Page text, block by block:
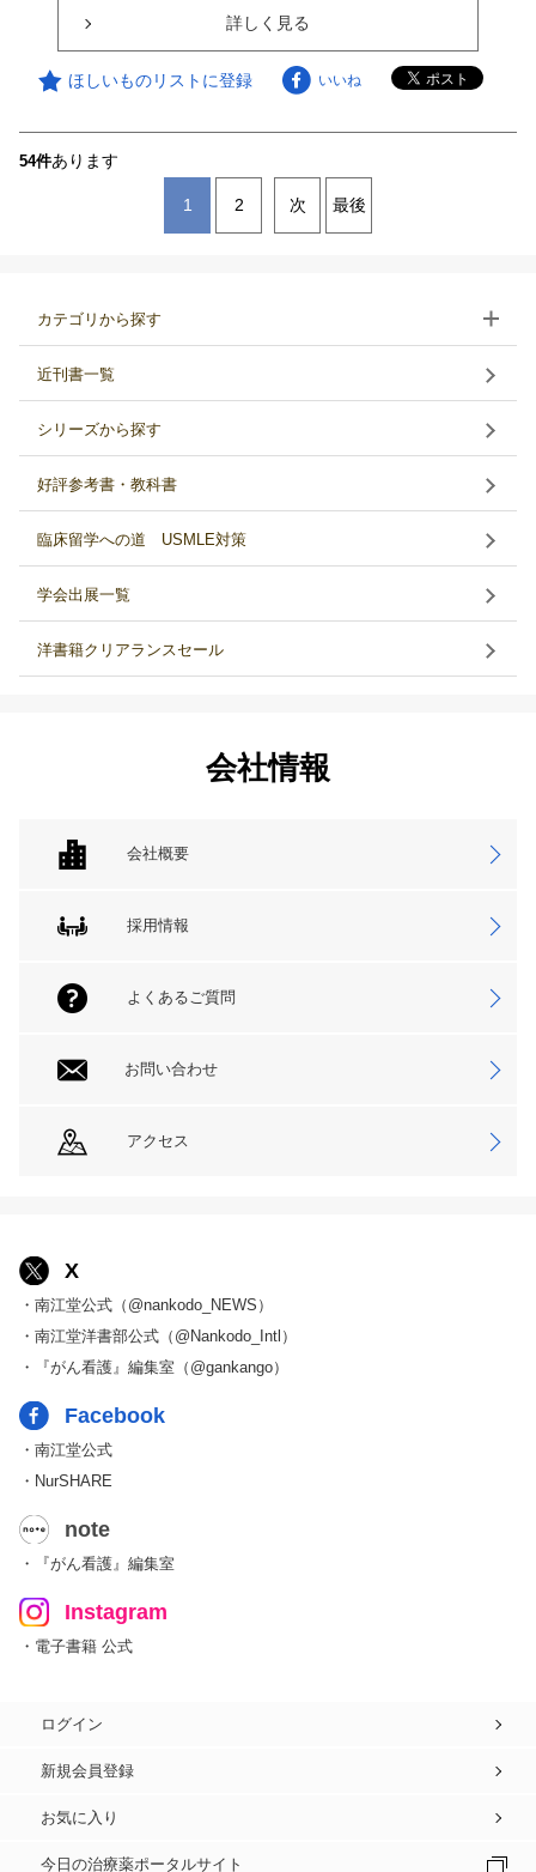
詳しく見る
ほしいものリストに登録 いいね
54件あります
1 2 次 最後
カテゴリから探す
近刊書一覧
シリーズから探す
好評参考書・教科書
臨床留学への道 USMLE対策
学会出展一覧
洋書籍クリアランスセール
会社情報
会社概要
採用情報
よくあるご質問
お問い合わせ
アクセス
X
・南江堂公式（@nankodo_NEWS）
・南江堂洋書部公式（@Nankodo_Intl）
・『がん看護』編集室（@gankango）
Facebook
・南江堂公式
・NurSHARE
note
・『がん看護』編集室
Instagram
・電子書籍 公式
ログイン
新規会員登録
お気に入り
今日の治療薬ポータルサイト